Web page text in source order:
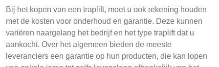
Bij het kopen van een traplift, moet u ook rekening houden
met de kosten voor onderhoud en garantie. Deze kunnen
variëren naargelang het bedrijf en het type traplift dat u
aankocht. Over het algemeen bieden de meeste
leveranciers een garantie op hun producten, die kan lopen